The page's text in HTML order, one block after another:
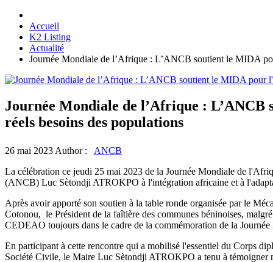
Accueil
K2 Listing
Actualité
Journée Mondiale de l’Afrique : L’ANCB soutient le MIDA
Journée Mondiale de l’Afrique :
réels besoins des populations
26 mai 2023 Author : ANCB
La célébration ce jeudi 25 mai 2023 de la Journée Mondiale de
(ANCB) Luc Sètondji ATROKPO à l'intégration africaine et à
Après avoir apporté son soutien à la table ronde organisée par le
Cotonou, le Président de la faîtière des communes béninoises,
CEDEAO toujours dans le cadre de la commémoration de la
En participant à cette rencontre qui a mobilisé l'essentiel du Corps
Société Civile, le Maire Luc Sètondji ATROKPO a tenu à témoigner